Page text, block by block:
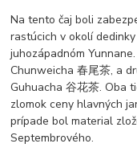
Na tento čaj boli
rastúcich v okolí
juhozápadnóm
Chunweicha 春尾茶, a
Guhuacha 谷花茶. Oba
zlomok ceny hlavných
prípade bol material
Septembrového.